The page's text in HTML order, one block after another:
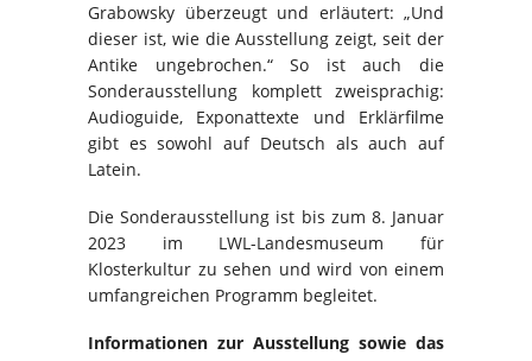
Grabowsky überzeugt und erläutert: „Und
dieser ist, wie die Ausstellung zeigt, seit der
Antike ungebrochen.“ So ist auch die
Sonderausstellung komplett zweisprachig:
Audioguide, Exponattexte und Erklärfilme
gibt es sowohl auf Deutsch als auch auf
Latein.
Die Sonderausstellung ist bis zum 8. Januar
2023 im LWL-Landesmuseum für
Klosterkultur zu sehen und wird von einem
umfangreichen Programm begleitet.
Informationen zur Ausstellung sowie das